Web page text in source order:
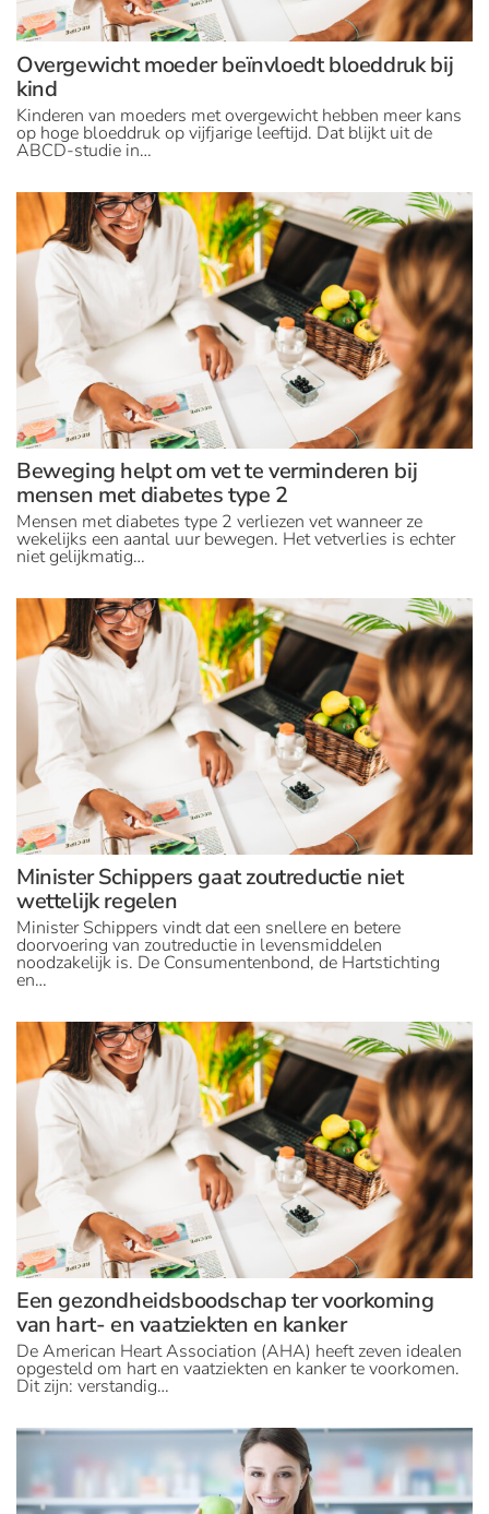
Overgewicht moeder beïnvloedt bloeddruk bij
kind
Kinderen van moeders met overgewicht hebben meer kans
op hoge bloeddruk op vijfjarige leeftijd. Dat blijkt uit de
ABCD-studie in…
Beweging helpt om vet te verminderen bij
mensen met diabetes type 2
Mensen met diabetes type 2 verliezen vet wanneer ze
wekelijks een aantal uur bewegen. Het vetverlies is echter
niet gelijkmatig…
Minister Schippers gaat zoutreductie niet
wettelijk regelen
Minister Schippers vindt dat een snellere en betere
doorvoering van zoutreductie in levensmiddelen
noodzakelijk is. De Consumentenbond, de Hartstichting
en…
Een gezondheidsboodschap ter voorkoming
van hart- en vaatziekten en kanker
De American Heart Association (AHA) heeft zeven idealen
opgesteld om hart en vaatziekten en kanker te voorkomen.
Dit zijn: verstandig…